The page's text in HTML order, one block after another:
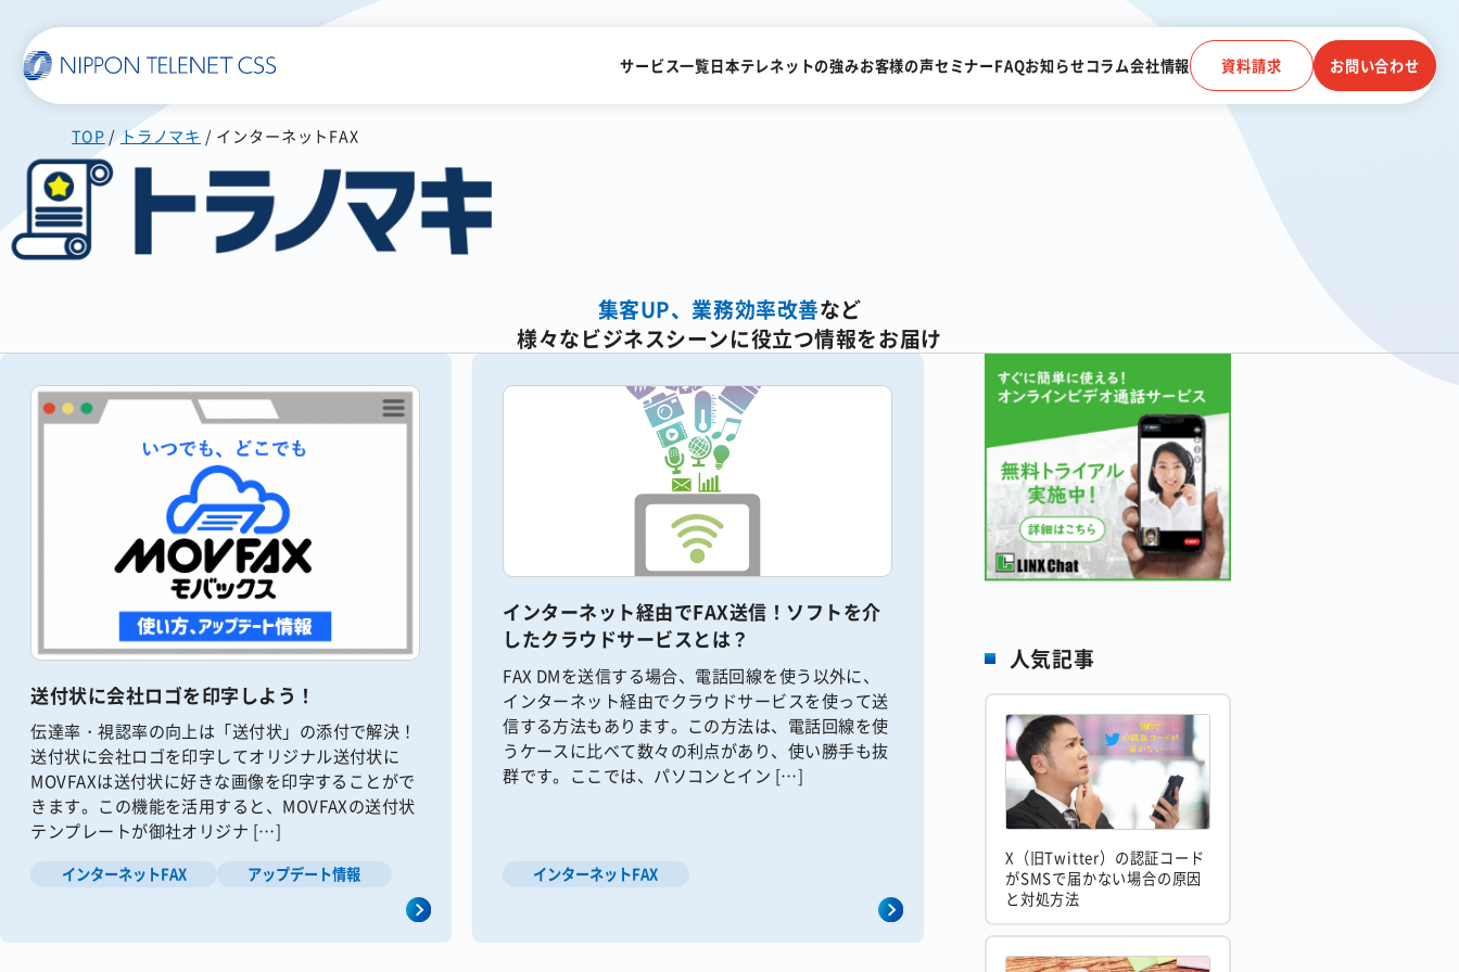
サービス一覧日本テレネットの強みお客様の声セミナーFAQお知らせコラム会社情報 資料請求 お問い合わせ
一覧で詳細を見る
スマホに届く
配信まで自動化
AI-OCRサービス
FAX一斉送信サービス
電話連動
顧客管理システム
TOP トラノマキ インターネットFAX
集客UP、業務効率改善など
様々なビジネスシーンに役立つ情報をお届け
送付状に会社ロゴを印字しよう！
伝達率・視認率の向上は「送付状」の添付で解決！
送付状に会社ロゴを印字してオリジナル送付状に
MOVFAXは送付状に好きな画像を印字することがで
きます。この機能を活用すると、MOVFAXの送付状
テンプレートが御社オリジナ […]
インターネットFAX アップデート情報
インターネット経由でFAX送信！ソフトを介
したクラウドサービスとは？
FAX DMを送信する場合、電話回線を使う以外に、
インターネット経由でクラウドサービスを使って送
信する方法もあります。この方法は、電話回線を使
うケースに比べて数々の利点があり、使い勝手も抜
群です。ここでは、パソコンとイン […]
インターネットFAX
人気記事
X（旧Twitter）の認証コード
がSMSで届かない場合の原因
と対処方法